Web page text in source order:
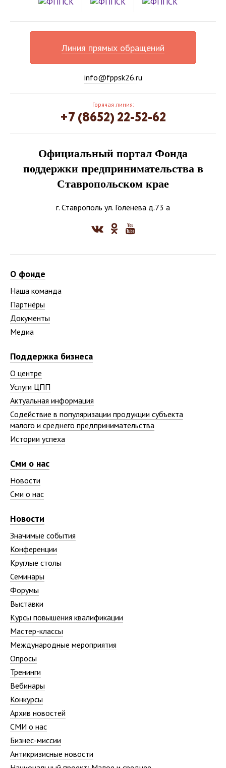
Линия прямых обращений
info@fppsk26.ru
Горячая линия:
+7 (8652) 22-52-62
Официальный портал Фонда
поддержки предпринимательства в
Ставропольском крае
г. Ставрополь ул. Голенева д.73 а
О фонде
Наша команда
Партнёры
Документы
Медиа
Поддержка бизнеса
О центре
Услуги ЦПП
Актуальная информация
Содействие в популяризации продукции субъекта
малого и среднего предпринимательства
Истории успеха
Сми о нас
Новости
Сми о нас
Новости
Значимые события
Конференции
Круглые столы
Семинары
Форумы
Выставки
Курсы повышения квалификации
Мастер-классы
Международные мероприятия
Опросы
Тренинги
Вебинары
Конкурсы
Архив новостей
СМИ о нас
Бизнес-миссии
Антикризисные новости